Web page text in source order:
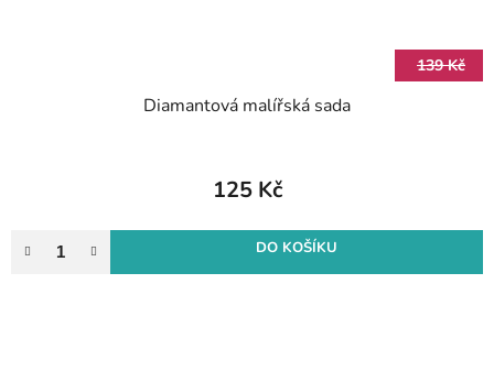
139 Kč
Diamantová malířská sada
125 Kč
DO KOŠÍKU